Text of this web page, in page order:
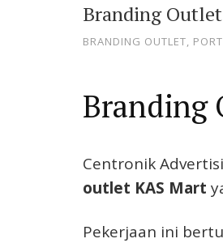
Branding
BRANDING OUTLET,
Branding
Centronik
outlet KAS Mart
Pekerjaan ini